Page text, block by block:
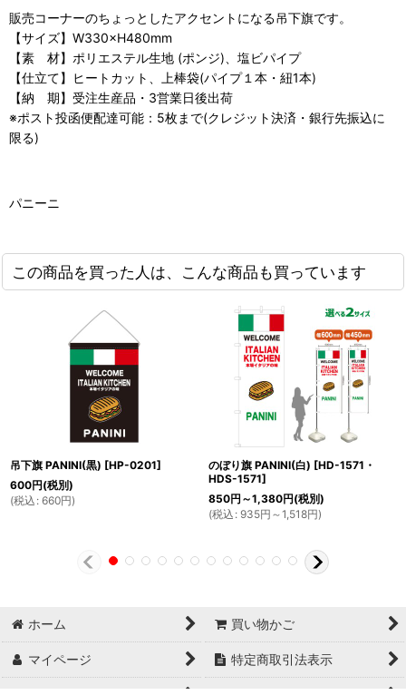
販売コーナーのちょっとしたアクセントになる吊下旗です。
【サイズ】W330×H480mm
【素 材】ポリエステル生地 (ポンジ)、塩ビパイプ
【仕立て】ヒートカット、上棒袋(パイプ１本・紐1本)
【納 期】受注生産品・3営業日後出荷
※ポスト投函便配達可能：5枚まで(クレジット決済・銀行先振込に
限る)
パニーニ
この商品を買った人は、こんな商品も買っています
吊下旗 PANINI(黒) [HP-0201]
600円(税別)
(税込 : 660円)
のぼり旗 PANINI(白) [HD-1571・
HDS-1571]
850円 ～1,380円(税別)
(税込 : 935円 ～1,518円)
ホーム 買い物かご
マイページ 特定商取引法表示